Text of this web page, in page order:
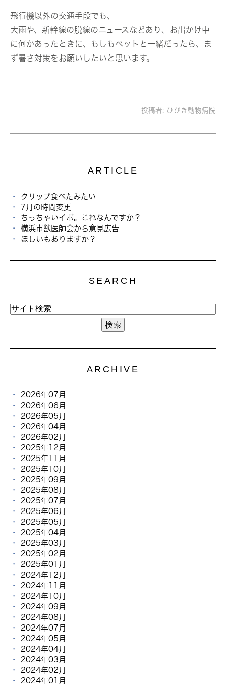
飛行機以外の交通手段でも、
大雨や、新幹線の脱線のニュースなどあり、お出かけ中
に何かあったときに、もしもペットと一緒だったら、ま
ず暑さ対策をお願いしたいと思います。
投稿者: ひびき動物病院
ARTICLE
クリップ食べたみたい
7月の時間変更
ちっちゃいイボ。これなんですか？
横浜市獣医師会から意見広告
ほしいもありますか？
SEARCH
ARCHIVE
2026年07月
2026年06月
2026年05月
2026年04月
2026年02月
2025年12月
2025年11月
2025年10月
2025年09月
2025年08月
2025年07月
2025年06月
2025年05月
2025年04月
2025年03月
2025年02月
2025年01月
2024年12月
2024年11月
2024年10月
2024年09月
2024年08月
2024年07月
2024年05月
2024年04月
2024年03月
2024年02月
2024年01月